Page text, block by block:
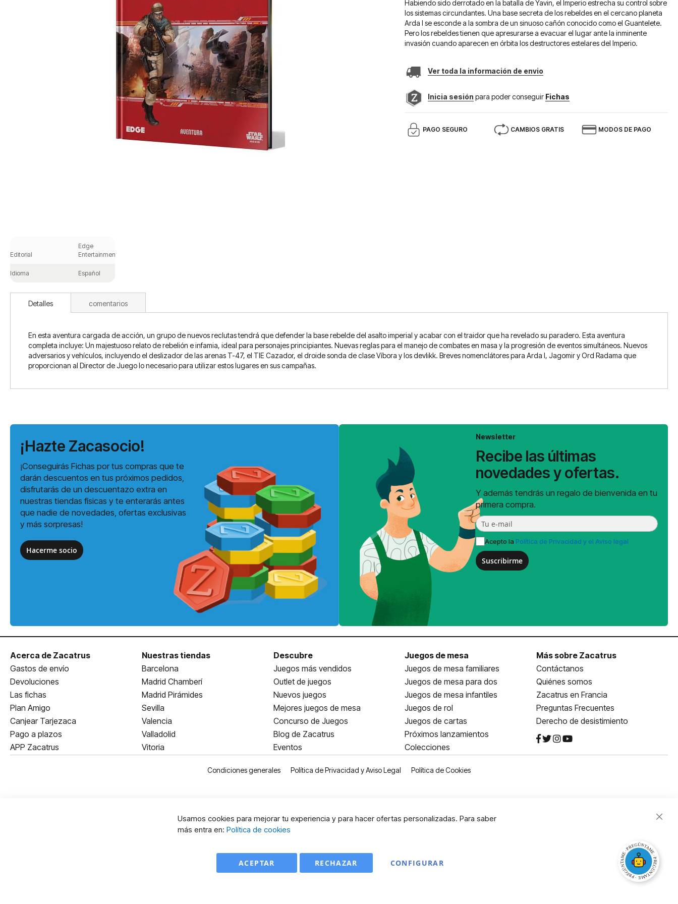
de
imágenes
Habiendo sido derrotado en la batalla de Yavin, el Imperio estrecha su control sobre
los sistemas circundantes. Una base secreta de los rebeldes en el cercano planeta
Arda I se esconde a la sombra de un sinuoso cañón conocido como el Guantelete.
Pero los rebeldes tienen que apresurarse a evacuar el lugar ante la inminente
invasión cuando aparecen en órbita los destructores estelares del Imperio.
Ver toda la información de envio
Inicia sesión para poder conseguir Fichas
PAGO SEGURO CAMBIOS GRATIS MODOS DE PAGO
Editorial
Edge
Entertainment
Idioma Español
Detalles
En esta aventura cargada de acción, un grupo de nuevos reclutas tendrá que defender la base rebelde del asalto imperial y acabar con el traidor que ha revelado su paradero. Esta aventura
completa incluye: Un majestuoso relato de rebelión e infamia, ideal para personajes principiantes. Nuevas reglas para el manejo de combates en masa y la progresión de eventos simultáneos. Nuevos
adversarios y vehículos, incluyendo el deslizador de las arenas T-47, el TIE Cazador, el droide sonda de clase Víbora y los devlikk. Breves nomenclátores para Arda I, Jagomir y Ord Radama que
proporcionan al Director de Juego lo necesario para utilizar estos lugares en sus campañas.
comentarios
¡Hazte Zacasocio!
¡Conseguirás Fichas por tus compras que te
darán descuentos en tus próximos pedidos,
disfrutarás de un descuentazo extra en
nuestras tiendas físicas y te enterarás antes
que nadie de novedades, ofertas exclusivas
y más sorpresas!
Hacerme socio
Newsletter
Recibe las últimas
novedades y ofertas.
Y además tendrás un regalo de bienvenida en tu
primera compra.
Acepto la Política de Privacidad y el Aviso legal
Suscribirme
Acerca de Zacatrus
Gastos de envío
Devoluciones
Las fichas
Plan Amigo
Canjear Tarjezaca
Pago a plazos
APP Zacatrus
Nuestras tiendas
Barcelona
Madrid Chamberí
Madrid Pirámides
Sevilla
Valencia
Valladolid
Vitoria
Descubre
Juegos más vendidos
Outlet de juegos
Nuevos juegos
Mejores juegos de mesa
Concurso de Juegos
Blog de Zacatrus
Eventos
Juegos de mesa
Juegos de mesa familiares
Juegos de mesa para dos
Juegos de mesa infantiles
Juegos de rol
Juegos de cartas
Próximos lanzamientos
Colecciones
Más sobre Zacatrus
Contáctanos
Quiénes somos
Zacatrus en Francia
Preguntas Frecuentes
Derecho de desistimiento
Condiciones generales Política de Privacidad y Aviso Legal Política de Cookies
Usamos cookies para mejorar tu experiencia y para hacer ofertas personalizadas. Para saber
más entra en: Política de cookies
ACEPTAR CONFIGURAR
RECHAZAR